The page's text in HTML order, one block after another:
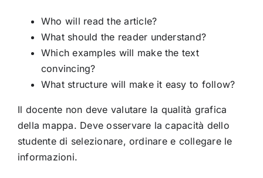
Who will read the article?
What should the reader understand?
Which examples will make the text
convincing?
What structure will make it easy to follow?
Il docente non deve valutare la qualità grafica
della mappa. Deve osservare la capacità dello
studente di selezionare, ordinare e collegare le
informazioni.